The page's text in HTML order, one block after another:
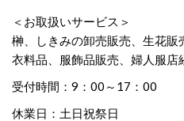
＜お取扱いサービス＞
榊、しきみの卸売販売、生花販
衣料品、服飾品販売、婦人服店
受付時間：9：00～17：00
休業日：土日祝祭日